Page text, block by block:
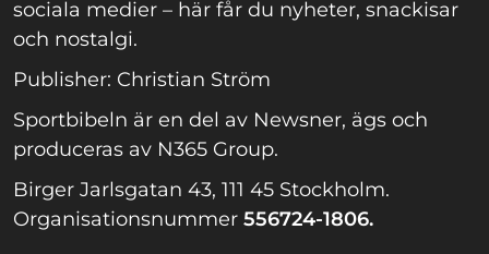
sociala medier – här får du nyheter, snackisar
och nostalgi.
Publisher: Christian Ström
Sportbibeln är en del av Newsner, ägs och
produceras av N365 Group.
Birger Jarlsgatan 43, 111 45 Stockholm.
Organisationsnummer 556724-1806.